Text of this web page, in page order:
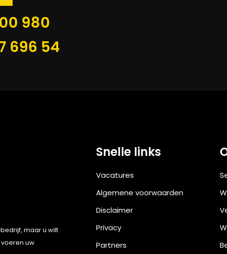
980
696 54
maar u wilt
uw
Snelle links
Vacatures
Algemene voorwaarden
Disclaimer
Privacy
Partners